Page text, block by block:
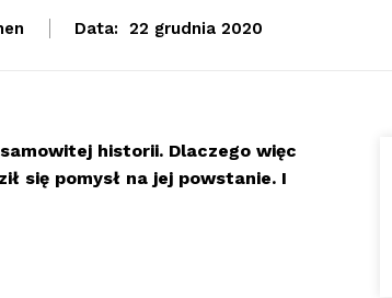
Data: 22 grudnia 2020
historii. Dlaczego więc
się pomysł na jej powstanie. I